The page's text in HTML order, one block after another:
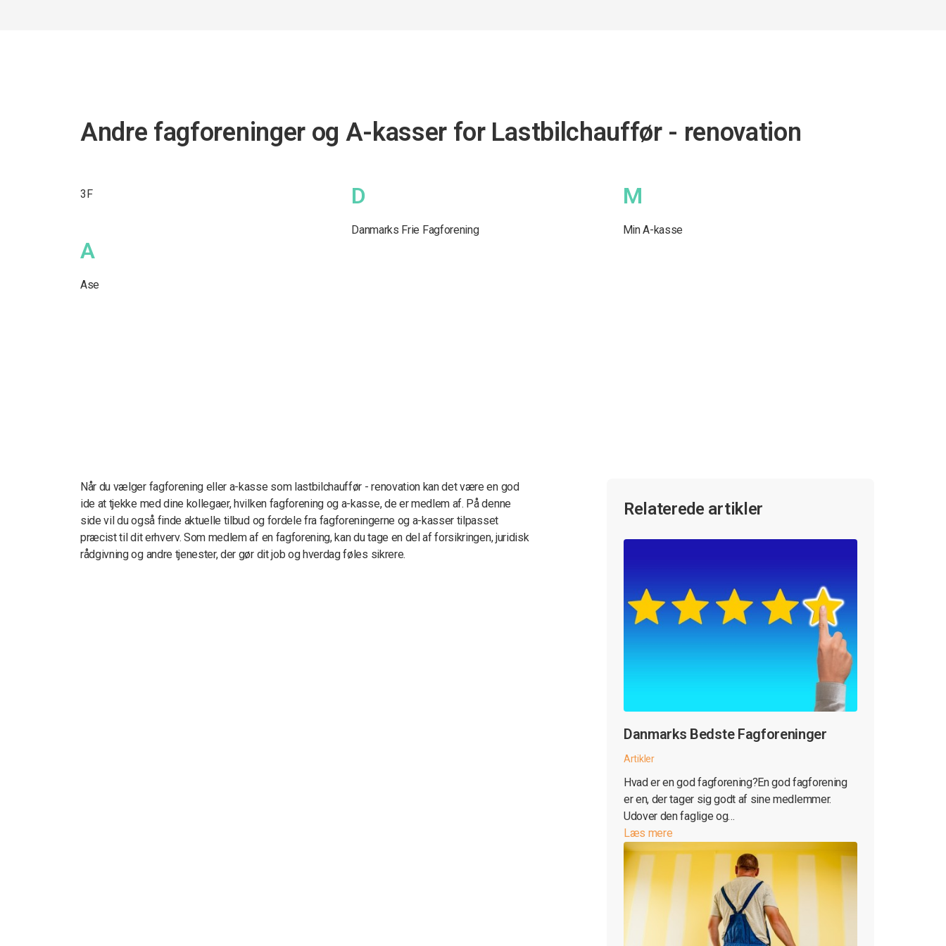
Andre fagforeninger og A-kasser for Lastbilchauffør - renovation
3F
A
Ase
D
Danmarks Frie Fagforening
M
Min A-kasse
Når du vælger fagforening eller a-kasse som lastbilchauffør - renovation kan det være en god
ide at tjekke med dine kollegaer, hvilken fagforening og a-kasse, de er medlem af. På denne
side vil du også finde aktuelle tilbud og fordele fra fagforeningerne og a-kasser tilpasset
præcist til dit erhverv. Som medlem af en fagforening, kan du tage en del af forsikringen, juridisk
rådgivning og andre tjenester, der gør dit job og hverdag føles sikrere.
Relaterede artikler
Danmarks Bedste Fagforeninger
Artikler
Hvad er en god fagforening?En god fagforening
er en, der tager sig godt af sine medlemmer.
Udover den faglige og…
Læs mere